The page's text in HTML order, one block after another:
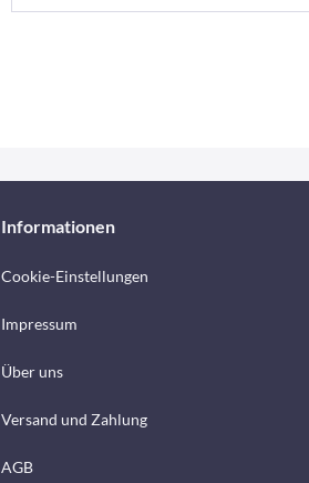
Informationen
Cookie-Einstellungen
Impressum
Über uns
Versand und Zahlung
AGB